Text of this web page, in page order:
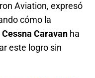
Aviation, expresó
cómo la
Cessna Caravan ha
este logro sin